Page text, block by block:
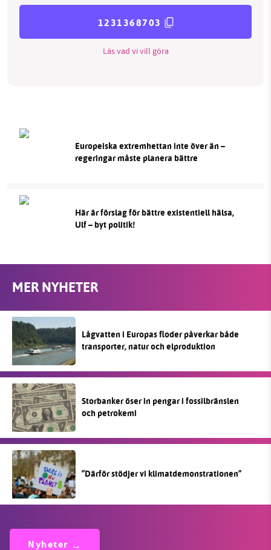
1231368703
Läs vad vi vill göra
Europeiska extremhettan inte över än –
regeringar måste planera bättre
Här är förslag för bättre existentiell hälsa,
Ulf – byt politik!
MER NYHETER
Lågvatten i Europas floder påverkar både
transporter, natur och elproduktion
Storbanker öser in pengar i fossilbränslen
och petrokemi
”Därför stödjer vi klimatdemonstrationen”
Nyheter